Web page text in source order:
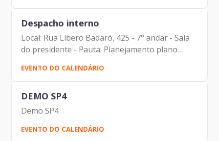
Despacho interno
Local: Rua Líbero Badaró, 425 - 7° andar - Sala
do presidente - Pauta: Planejamento plano
anual de auditoria 2024 - Participantes: Carlos
Alberto da Silva (Assessor da Presidência)
Carolina Magnani...
EVENTO DO CALENDÁRIO
DEMO SP4
Demo SP4
EVENTO DO CALENDÁRIO